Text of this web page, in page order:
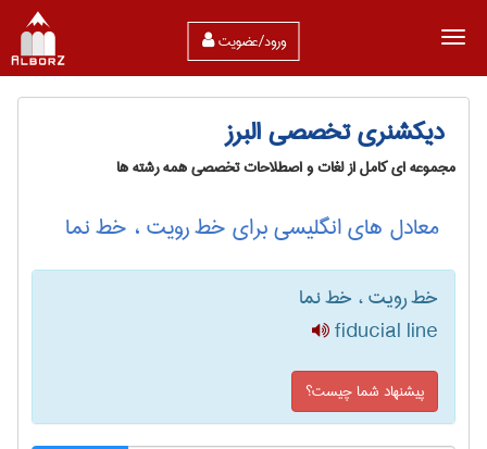
ورود/عضویت
دیکشنری تخصصی البرز
مجموعه ای کامل از لغات و اصطلاحات تخصصی همه رشته ها
معادل های انگلیسی برای خط رویت ، خط نما
خط رویت ، خط نما
fiducial line
پیشنهاد شما چیست؟